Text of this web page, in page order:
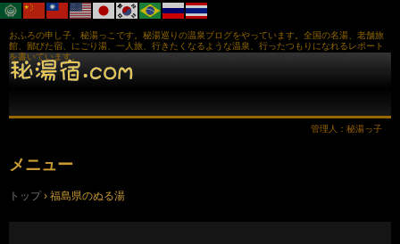
おふろの申し子、秘湯っこです。秘湯巡りの温泉ブログをやっています。全国の名湯、老舗旅
館、鄙びた宿、にごり湯、一人旅、行きたくなるような温泉、行ったつもりになれるレポート
を書いています。
管理人：秘湯っ子
メニュー
ン
トップ › 福島県のぬる湯